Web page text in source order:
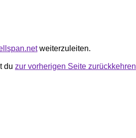
weiterzuleiten.
du zur vorherigen Seite zurückkehren